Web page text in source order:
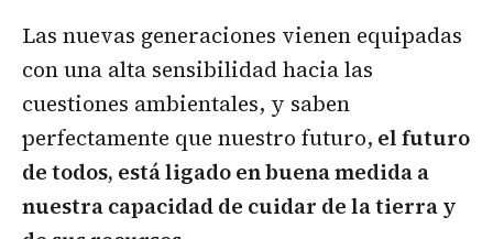
Las nuevas generaciones vienen equipadas
con una alta sensibilidad hacia las
cuestiones ambientales, y saben
perfectamente que nuestro futuro, el futuro
de todos, está ligado en buena medida a
nuestra capacidad de cuidar de la tierra y